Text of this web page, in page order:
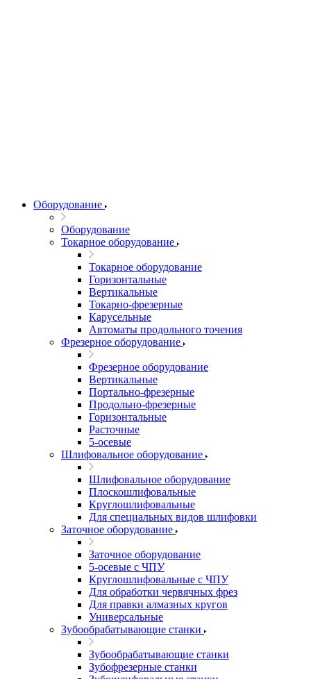
Оборудование
Оборудование
Токарное оборудование
Токарное оборудование
Горизонтальные
Вертикальные
Токарно-фрезерные
Карусельные
Автоматы продольного точения
Фрезерное оборудование
Фрезерное оборудование
Вертикальные
Портально-фрезерные
Продольно-фрезерные
Горизонтальные
Расточные
5-осевые
Шлифовальное оборудование
Шлифовальное оборудование
Плоскошлифовальные
Круглошлифовальные
Для специальных видов шлифовки
Заточное оборудование
Заточное оборудование
5-осевые с ЧПУ
Круглошлифовальные с ЧПУ
Для обработки червячных фрез
Для правки алмазных кругов
Универсальные
Зубообрабатывающие станки
Зубообрабатывающие станки
Зубофрезерные станки